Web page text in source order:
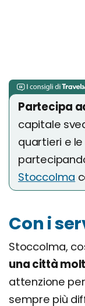
Partecipa
capitale
quartieri e
Stoccolma
Con i
Stoccolma,
una città
attenzione
sempre più